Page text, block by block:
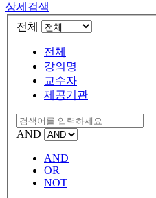
상세검색
전체
전체
강의명
교수자
제공기관
AND
AND
OR
NOT